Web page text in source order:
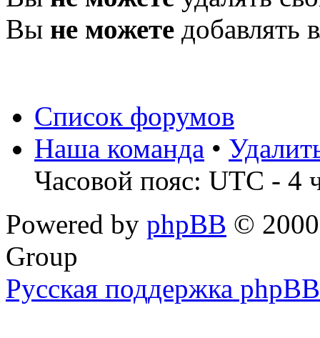
Вы не можете добавлять
Список форумов
Наша команда •
Часовой пояс: UTC - 4
Powered by phpBB ©
Group
Русская поддержка phpBB